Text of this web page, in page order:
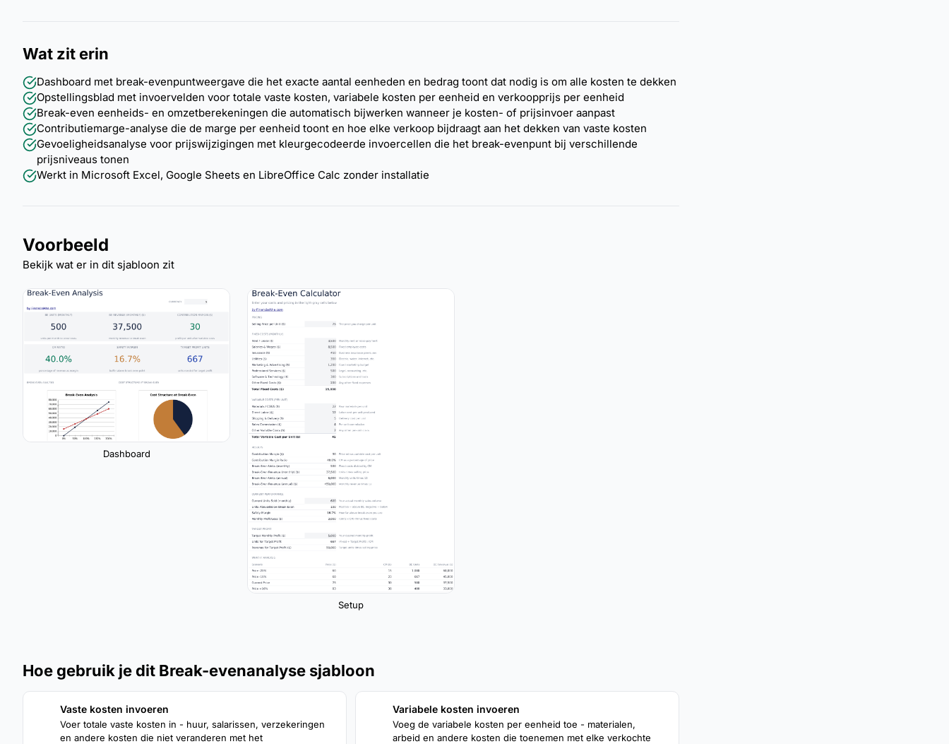
Wat zit erin
Dashboard met break-evenpuntweergave die het exacte aantal eenheden en bedrag toont dat nodig is om alle kosten te dekken
Opstellingsblad met invoervelden voor totale vaste kosten, variabele kosten per eenheid en verkoopprijs per eenheid
Break-even eenheids- en omzetberekeningen die automatisch bijwerken wanneer je kosten- of prijsinvoer aanpast
Contributiemarge-analyse die de marge per eenheid toont en hoe elke verkoop bijdraagt aan het dekken van vaste kosten
Gevoeligheidsanalyse voor prijswijzigingen met kleurgecodeerde invoercellen die het break-evenpunt bij verschillende
prijsniveaus tonen
Werkt in Microsoft Excel, Google Sheets en LibreOffice Calc zonder installatie
Voorbeeld
Bekijk wat er in dit sjabloon zit
Dashboard
Setup
Hoe gebruik je dit Break-evenanalyse sjabloon
Vaste kosten invoeren
Voer totale vaste kosten in - huur, salarissen, verzekeringen
en andere kosten die niet veranderen met het
Variabele kosten invoeren
Voeg de variabele kosten per eenheid toe - materialen,
arbeid en andere kosten die toenemen met elke verkochte